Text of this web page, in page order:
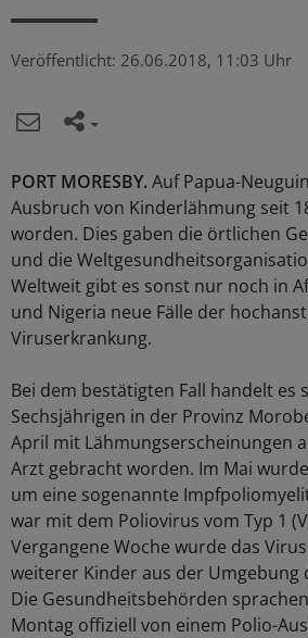
Veröffentlicht: 26.06.2018, 11:03 Uhr
PORT MORESBY.Auf Papua-
Ausbruch von Kinderlähmung seit
worden. Dies gaben die örtlichen
und die
Weltweit gibt es sonst nur noch in
und Nigeria neue Fälle der
Viruserkrankung.
Bei dem bestätigten Fall handelt es
Sechsjährigen in der Provinz
April mit Lähmungserscheinungen
Arzt gebracht worden. Im Mai
um eine sogenannte
war mit dem Poliovirus vom Typ 1
Vergangene Woche wurde das
weiterer Kinder aus der Umgebung
Die Gesundheitsbehörden
Montag offiziell von einem Polio-